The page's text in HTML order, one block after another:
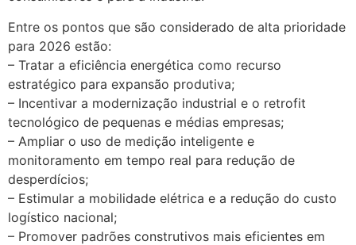
Entre os pontos que são considerado de alta prioridade
para 2026 estão:
– Tratar a eficiência energética como recurso
estratégico para expansão produtiva;
– Incentivar a modernização industrial e o retrofit
tecnológico de pequenas e médias empresas;
– Ampliar o uso de medição inteligente e
monitoramento em tempo real para redução de
desperdícios;
– Estimular a mobilidade elétrica e a redução do custo
logístico nacional;
– Promover padrões construtivos mais eficientes em